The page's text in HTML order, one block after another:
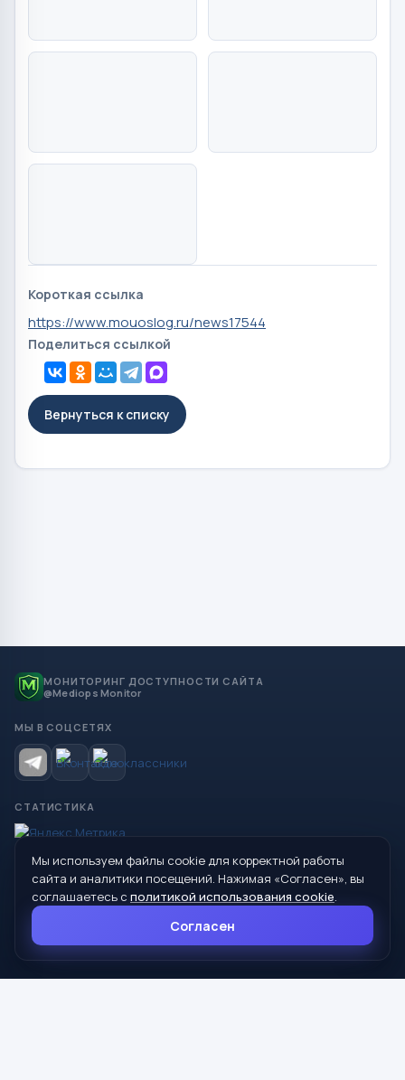
Короткая ссылка
https://www.mouoslog.ru/news17544
Поделиться ссылкой
Вернуться к списку
МОНИТОРИНГ ДОСТУПНОСТИ САЙТА
@Mediops Monitor
МЫ В СОЦСЕТЯХ
СТАТИСТИКА
© 2026 Управление образования Администрации МО
Сухой Лог
624800, Свердловская область, г. Сухой Лог, ул. Кирова, дом 7
8 (34373) 4-33-85
Мы используем файлы cookie для корректной работы
сайта и аналитики посещений. Нажимая «Согласен», вы
соглашаетесь с политикой использования cookie.
Согласен